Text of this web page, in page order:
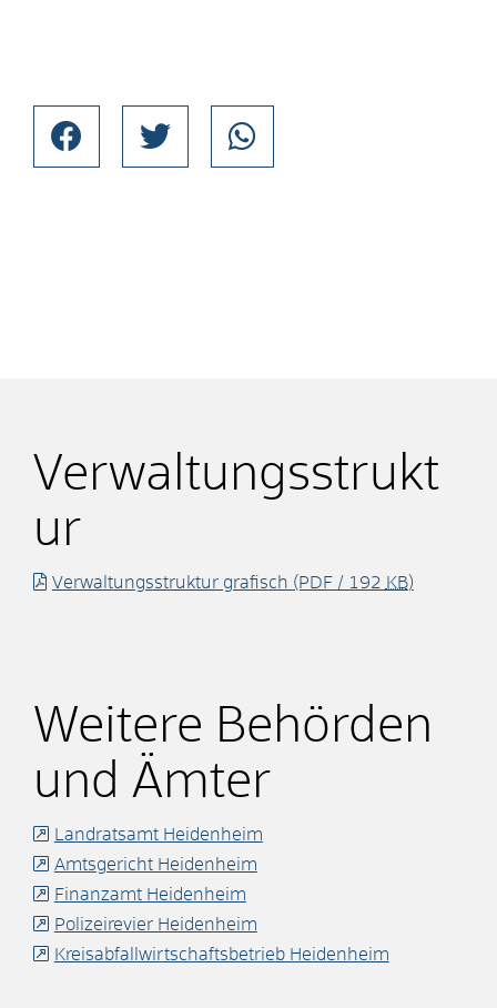
Verwaltungsstrukt
ur
Verwaltungsstruktur grafisch (PDF / 192 KB)
Weitere Behörden
und Ämter
Landratsamt Heidenheim
Amtsgericht Heidenheim
Finanzamt Heidenheim
Polizeirevier Heidenheim
Kreisabfallwirtschaftsbetrieb Heidenheim